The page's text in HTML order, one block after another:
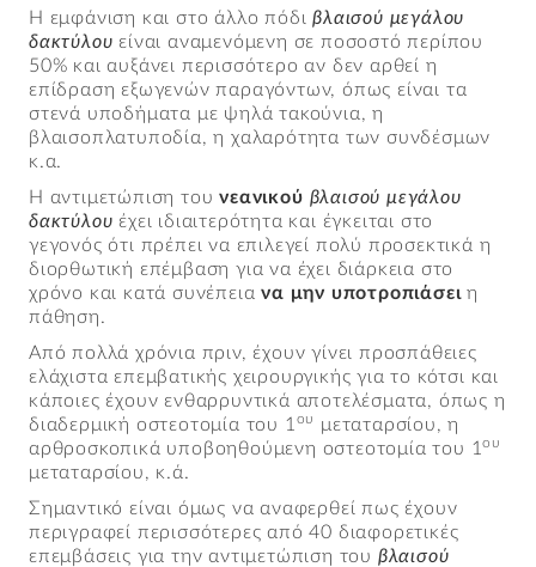
Η εμφάνιση και στο άλλο πόδιβλαισού μεγάλου
δακτύλου είναι αναμενόμενη σε ποσοστό περίπου
50% και αυξάνει περισσότερο αν δεν αρθεί η
επίδραση εξωγενών παραγόντων, όπως είναι τα
στενά υποδήματα με ψηλά τακούνια, η
βλαισοπλατυποδία, η χαλαρότητα των συνδέσμων
κ.α.
Η αντιμετώπιση τουνεανικού βλαισού μεγάλου
δακτύλου έχει ιδιαιτερότητα και έγκειται στο
γεγονός ότι πρέπει να επιλεγεί πολύ προσεκτικά η
διορθωτική επέμβαση για να έχει διάρκεια στο
χρόνο και κατά συνέπειανα μην υποτροπιάσειη
πάθηση.
Από πολλά χρόνια πριν, έχουν γίνει προσπάθειες
ελάχιστα επεμβατικής χειρουργικής για το κότσι και
κάποιες έχουν ενθαρρυντικά αποτελέσματα, όπως η
διαδερμική οστεοτομία του 1 ου
μεταταρσίου, η
αρθροσκοπικά υποβοηθούμενη οστεοτομία του 1ου
μεταταρσίου, κ.ά.
Σημαντικό είναι όμως να αναφερθεί πως έχουν
περιγραφεί περισσότερες από 40 διαφορετικές
επεμβάσεις για την αντιμετώπιση του βλαισού